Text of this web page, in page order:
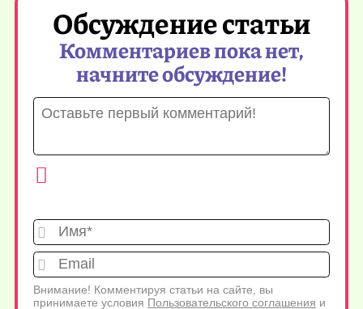
Обсуждение статьи
Комментариев пока нет,
начните обсуждение!
Имя*
Внимание! Комментируя статьи на сайте, вы
принимаете условия Пользовательского соглашения и